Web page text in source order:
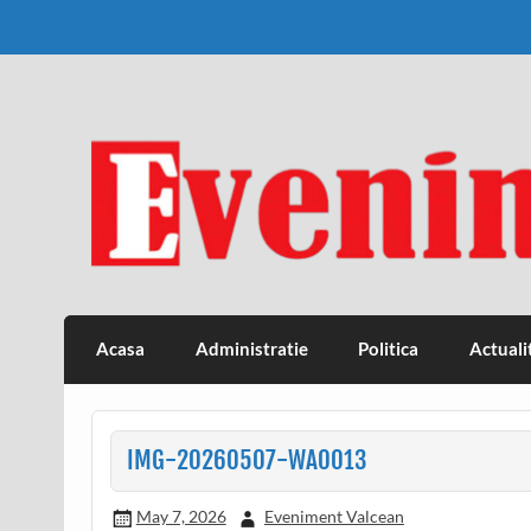
Eveniment Valcean
Acasa Administratie Politica
IMG-20260507-WA0013
May 7, 2026 Eveniment Valcean